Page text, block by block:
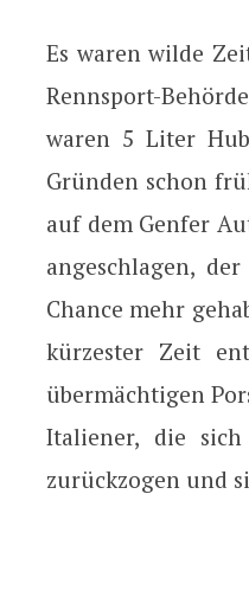
Es waren wilde
Rennsport-
waren 5 Liter
Gründen schon
auf dem Genfer
angeschlagen,
Chance mehr
kürzester Zeit
übermächtigen
Italiener, die sich
zurückzogen und